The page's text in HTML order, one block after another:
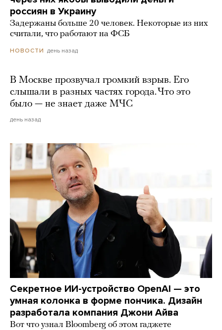
россиян в Украину
Задержаны больше 20 человек. Некоторые из них
считали, что работают на ФСБ
НОВОСТИ день назад
В Москве прозвучал громкий взрыв. Его
слышали в разных частях города. Что это
было — не знает даже МЧС
день назад
Секретное ИИ-устройство OpenAI — это
умная колонка в форме пончика. Дизайн
разработала компания Джони Айва
Вот что узнал Bloomberg об этом гаджете